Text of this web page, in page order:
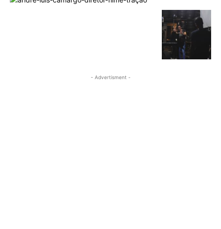
- Advertisment -